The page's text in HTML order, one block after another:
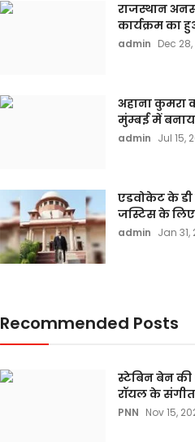
राजस्थान
कार्यक्रम का
admin Dec
अहाना कुमरा
मुंम्बई में
admin Jul 15,
एडवोकेट के डी
जस्टिस के
admin Jan 31,
Recommended Posts
स्टेबिन बेन
रॉयल के संगीत
PNN Nov 15,